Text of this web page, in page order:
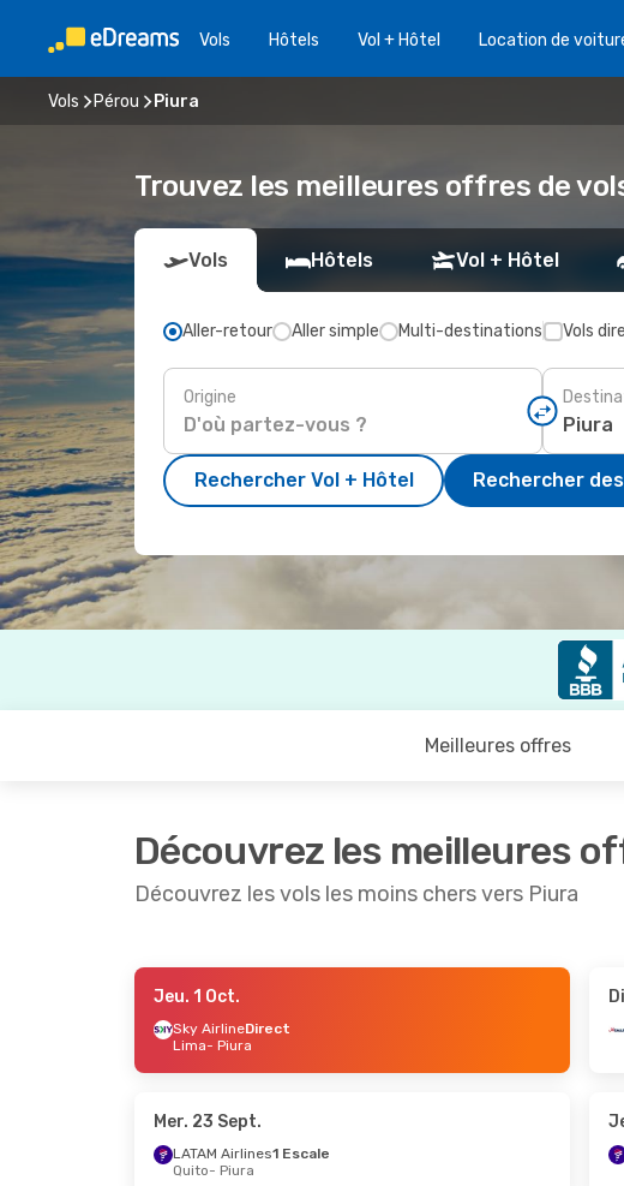
Vols Hôtels Vol + Hôtel Location de
Vols Pérou Piura
Trouvez les meilleures offres de
Vols Hôtels Vol + Hôtel
Aller-retour Aller simple Multi-destinations Vols
Origine
Rechercher Vol + Hôtel Rechercher
Meilleures offres
Découvrez les meilleures
Découvrez les vols les moins chers vers Piura
- Mer. 9 Sept.
Jeu. 1 Oct.
Sky AirlineDirect
Lima- Piura
Mer. 23 Sept.
LATAM Airlines1 Escale
Quito- Piura